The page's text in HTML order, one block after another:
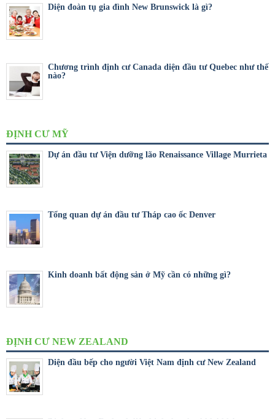
Diện đoàn tụ gia đình New Brunswick là gì?
Chương trình định cư Canada diện đầu tư Quebec như thế
nào?
ĐỊNH CƯ MỸ
Dự án đầu tư Viện dưỡng lão Renaissance Village Murrieta
Tổng quan dự án đầu tư Tháp cao ốc Denver
Kinh doanh bất động sản ở Mỹ cần có những gì?
ĐỊNH CƯ NEW ZEALAND
Diện đầu bếp cho người Việt Nam định cư New Zealand